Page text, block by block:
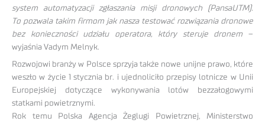
system automatyzacji zgłaszania misji dronowych (PansaUTM).
To pozwala takim firmom jak nasza testować rozwiązania dronowe
bez konieczności udziału operatora, który steruje dronem –
wyjaśnia Vadym Melnyk.
Rozwojowi branży w Polsce sprzyja także nowe unijne prawo, które
weszło w życie 1 stycznia br. i ujednoliciło przepisy lotnicze w Unii
Europejskiej dotyczące wykonywania lotów bezzałogowymi
statkami powietrznymi.
Rok temu Polska Agencja Żeglugi Powietrznej, Ministerstwo